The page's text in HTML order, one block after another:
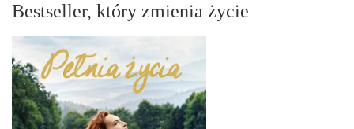
Bestseller, który zmienia życie